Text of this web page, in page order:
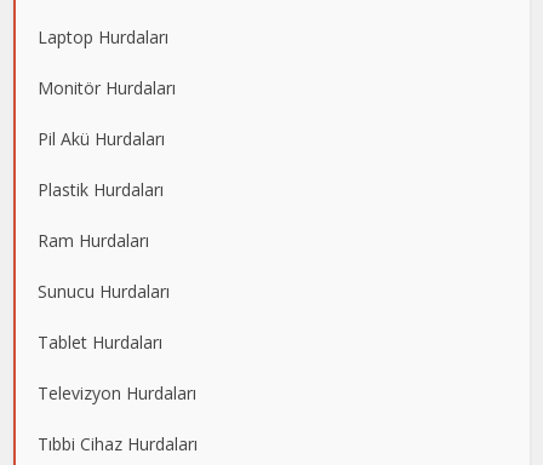
Laptop Hurdaları
Monitör Hurdaları
Pil Akü Hurdaları
Plastik Hurdaları
Ram Hurdaları
Sunucu Hurdaları
Tablet Hurdaları
Televizyon Hurdaları
Tıbbi Cihaz Hurdaları